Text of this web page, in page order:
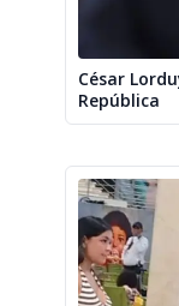
César
República